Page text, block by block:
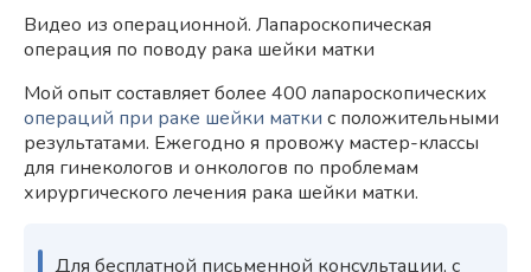
Видео из операционной. Лапароскопическая
операция по поводу рака шейки матки
Мой опыт составляет более 400 лапароскопических
операций при раке шейки матки с положительными
результатами. Ежегодно я провожу мастер-классы
для гинекологов и онкологов по проблемам
хирургического лечения рака шейки матки.
Для бесплатной письменной консультации, с